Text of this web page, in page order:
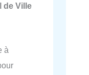
de Ville
à